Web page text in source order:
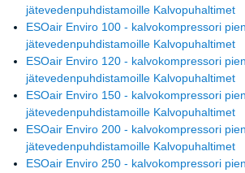
jätevedenpuhdistamoille Kalvopuhaltimet
ESOair Enviro 100 - kalvokompressori
jätevedenpuhdistamoille Kalvopuhaltimet
ESOair Enviro 120 - kalvokompressori
jätevedenpuhdistamoille Kalvopuhaltimet
ESOair Enviro 150 - kalvokompressori
jätevedenpuhdistamoille Kalvopuhaltimet
ESOair Enviro 200 - kalvokompressori
jätevedenpuhdistamoille Kalvopuhaltimet
ESOair Enviro 250 - kalvokompressori